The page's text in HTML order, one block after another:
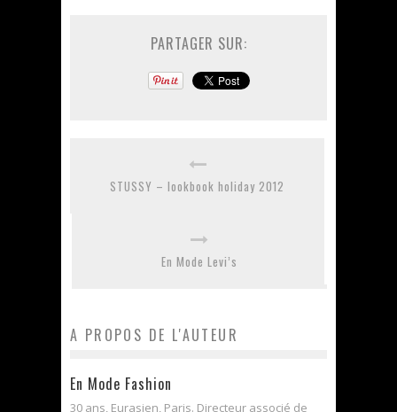
PARTAGER SUR:
STUSSY – lookbook holiday 2012
En Mode Levi’s
A PROPOS DE L'AUTEUR
En Mode Fashion
30 ans, Eurasien, Paris. Directeur associé de